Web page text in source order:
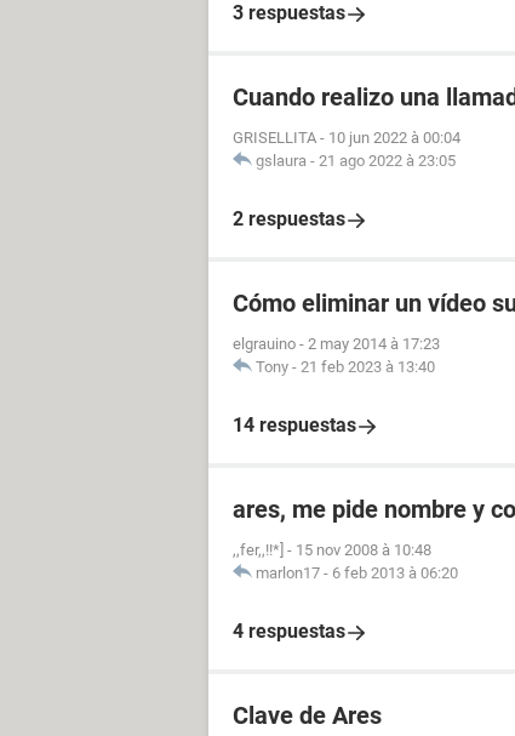
3 respuestas
Cuando realizo una
GRISELLITA - 10 jun 2022 à 00:04
gslaura - 21 ago 2022 à 23:05
2 respuestas
Cómo eliminar un vídeo
elgrauino - 2 may 2014 à 17:23
Tony - 21 feb 2023 à 13:40
14 respuestas
ares, me pide nombre y
,,fer,,!!*] - 15 nov 2008 à 10:48
marlon17 - 6 feb 2013 à 06:20
4 respuestas
Clave de Ares